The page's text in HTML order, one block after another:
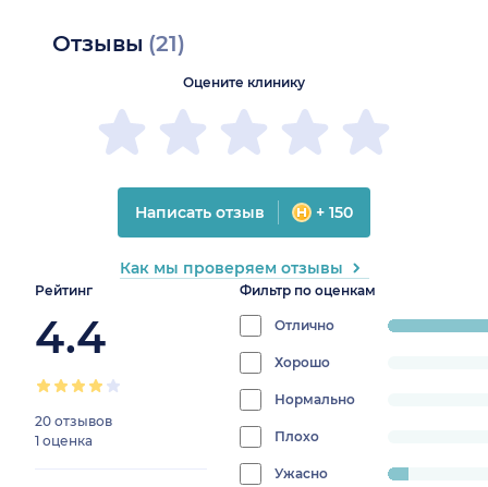
Отзывы (21)
Рейтинг
4.4
20 отзывов
1 оценка
Фильтр по оценкам
Отлично
progress:
Хорошо
0%
Нормально
0%
Плохо
progress:
Ужасно
Оцените клинику
Написать отзыв + 150
Как мы проверяем отзывы